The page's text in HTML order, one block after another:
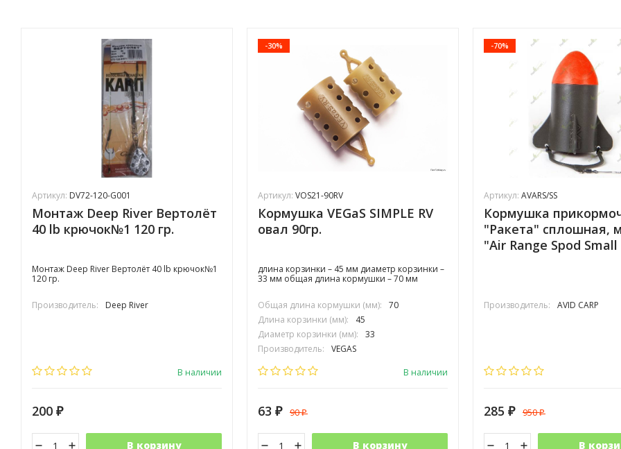
Артикул: DV72-120-G001
Монтаж Deep River Вертолёт
40 lb крючок№1 120 гр.
Монтаж Deep River Вертолёт 40 lb крючок№1
120 гр.
Производитель: Deep River
В наличии
200 ₽
В корзину
-30%
Артикул: VOS21-90RV
Кормушка VEGaS SIMPLE RV
овал 90гр.
длина корзинки – 45 мм диаметр корзинки –
33 мм общая длина кормушки – 70 мм
Общая длина кормушки (мм):
70
Длина корзинки (мм):
45
Диаметр корзинки (мм):
33
Производитель:
VEGAS
В наличии
63 ₽ 90₽
В корзину
-70%
Артикул: AVARS/SS
Кормушка
"Ракета" сплошная,
"Air Range Spod
Производитель: AVID CARP
285 ₽ 950₽
В